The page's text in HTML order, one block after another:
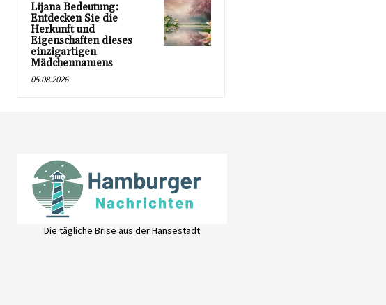
Lijana Bedeutung:
Entdecken Sie die
Herkunft und
Eigenschaften dieses
einzigartigen
Mädchennamens
05.08.2026
Die tägliche Brise aus der Hansestadt